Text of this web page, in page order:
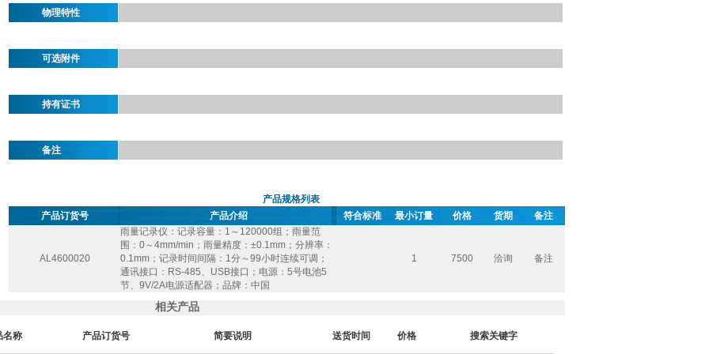
物理特性
可选附件
持有证书
备注
产品规格列表
产品订货号
产品介绍 符合标准 最小订量 价格 货期 备注
AL4600020
雨量记录仪：记录容量：1～120000组；雨量范
围：0～4mm/min；雨量精度：±0.1mm；分辨率：
0.1mm；记录时间间隔：1分～99小时连续可调；
通讯接口：RS-485、USB接口；电源：5号电池5
节、9V/2A电源适配器；品牌：中国
1 7500 洽询 备注
相关产品
名称 产品订货号 简要说明 送货时间 价格 搜索关键字